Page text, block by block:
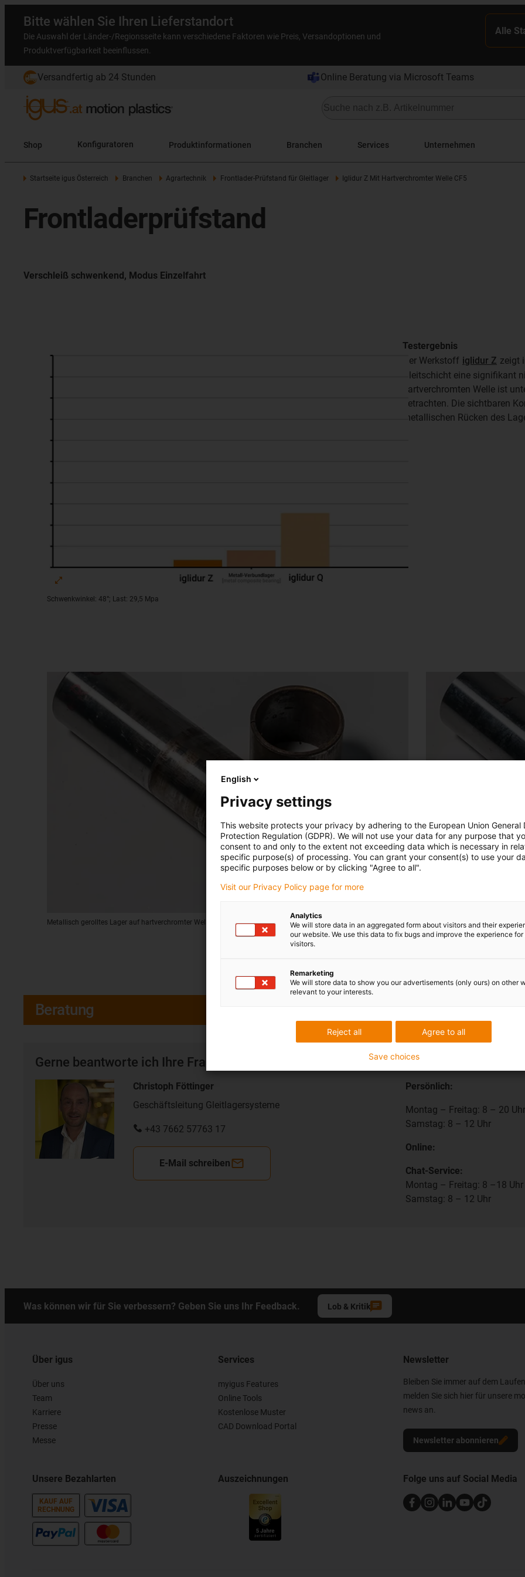
Bitte wählen Sie Ihren Lieferstandort
Die Auswahl der Länder-/Regionsseite kann verschiedene Faktoren wie Preis, Versandoptionen und
Produktverfügbarkeit beeinflussen.
Alle
Versandfertig ab 24 Stunden Online Beratung via Microsoft Teams
Shop Konfiguratoren Produktinformationen Branchen Services Unternehmen
Startseite igus Österreich Branchen Agrartechnik Frontlader-Prüfstand für Gleitlager Iglidur Z Mit Hartverchromter Welle CF5
Frontladerprüfstand
Verschleiß schwenkend, Modus Einzelfahrt
Schwenkwinkel: 48°; Last: 29,5 Mpa
Testergebnis
Der Werkstoff iglidur Z zeigt
Gleitschicht eine signifikant
hartverchromten Welle ist
betrachten. Die sichtbaren
metallischen Rücken des
Metallisch gerolltes Lager auf hartverchromter Welle iglidur Z auf hartverchromter
Beratung
Gerne beantworte ich Ihre Fragen auch persönlich
Christoph Föttinger
Geschäftsleitung Gleitlagersysteme
+43 7662 57763 17
E-Mail schreiben
Beratung und
Persönlich:
Montag – Freitag: 8 – 20 Uhr
Samstag: 8 – 12 Uhr
Online:
Chat-Service:
Montag – Freitag: 8 –18 Uhr
Samstag: 8 – 12 Uhr
Was können wir für Sie verbessern? Geben Sie uns Ihr Feedback. Lob & Kritik
Über igus
Über uns
Team
Karriere
Presse
Messe
Unsere Bezahlarten
KAUF AUF
RECHNUNG
Services
myigus Features
Online Tools
Kostenlose Muster
CAD Download Portal
Auszeichnungen
Newsletter
Bleiben Sie immer auf dem
melden Sie sich hier für unsere
news an.
Newsletter abonnieren
Folge uns auf Social Media
English
Privacy settings
This website protects your privacy by adhering to the European Union General
Protection Regulation (GDPR). We will not use your data for any purpose that
consent to and only to the extent not exceeding data which is necessary in
specific purpose(s) of processing. You can grant your consent(s) to use your
specific purposes below or by clicking "Agree to all".
Visit our Privacy Policy page for more
Analytics
We will store data in an aggregated form about visitors and their
our website. We use this data to fix bugs and improve the experience for
visitors.
Remarketing
We will store data to show you our advertisements (only ours) on other
relevant to your interests.
Agree to all
Reject all
Save choices